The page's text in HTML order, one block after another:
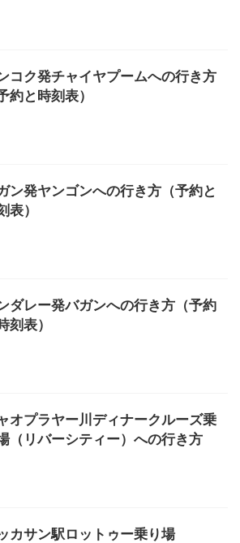
コク発チャイヤプームへの行き方
約と時刻表）
ン発ヤンゴンへの行き方（予約と
表）
ダレー発バガンへの行き方（予約
刻表）
オプラヤー川ディナークルーズ乗
（リバーシティー）への行き方
カサン駅ロットゥー乗り場